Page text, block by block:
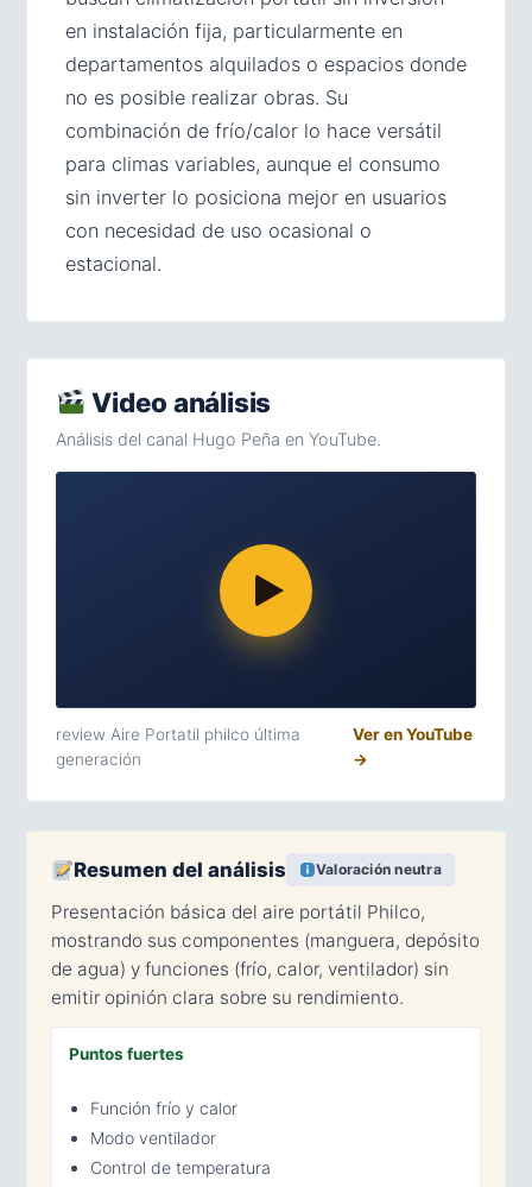
en instalación fija, particularmente en
departamentos alquilados o espacios donde
no es posible realizar obras. Su
combinación de frío/calor lo hace versátil
para climas variables, aunque el consumo
sin inverter lo posiciona mejor en usuarios
con necesidad de uso ocasional o
estacional.
Video análisis
Análisis del canal Hugo Peña en YouTube.
review Aire Portatil philco última
generación
Ver en YouTube
→
Resumen del análisis Valoración neutra
Presentación básica del aire portátil Philco,
mostrando sus componentes (manguera, depósito
de agua) y funciones (frío, calor, ventilador) sin
emitir opinión clara sobre su rendimiento.
Puntos fuertes
Función frío y calor
Modo ventilador
Control de temperatura